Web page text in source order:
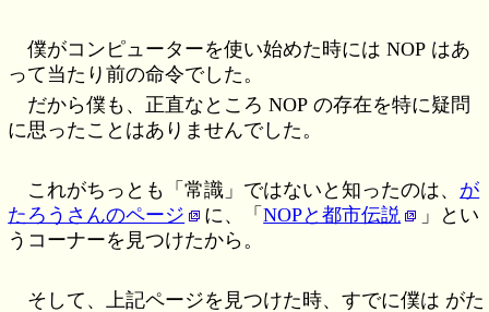
僕がコンピューターを使い始めた時には NOP はあ
って当たり前の命令でした。
だから僕も、正直なところ NOP の存在を特に疑問
に思ったことはありませんでした。
これがちっとも「常識」ではないと知ったのは、 が
たろうさんのページ
に、「NOPと都市伝説
」とい
うコーナーを見つけたから。
そして、上記ページを見つけた時、すでに僕は がた